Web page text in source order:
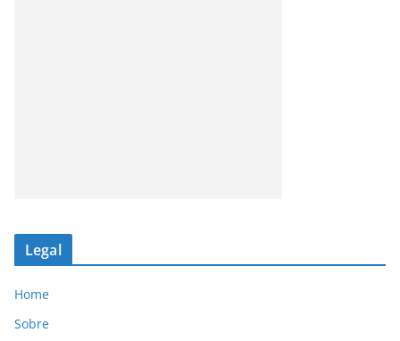
Legal
Home
Sobre